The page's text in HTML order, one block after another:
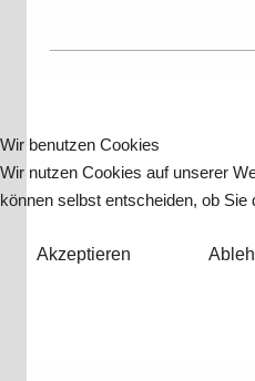
Wir benutzen Cookies
Wir nutzen Cookies auf unserer
können selbst entscheiden, ob
Akzeptieren